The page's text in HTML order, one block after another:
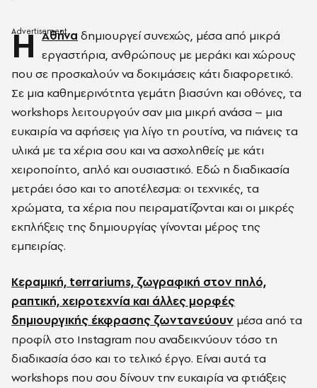
Η Αθήνα δημιουργεί συνεχώς, μέσα από μικρά
εργαστήρια, ανθρώπους με μεράκι και χώρους
που σε προσκαλούν να δοκιμάσεις κάτι διαφορετικό.
Σε μια καθημερινότητα γεμάτη βιασύνη και οθόνες, τα
workshops λειτουργούν σαν μια μικρή ανάσα – μια
ευκαιρία να αφήσεις για λίγο τη ρουτίνα, να πιάνεις τα
υλικά με τα χέρια σου και να ασχοληθείς με κάτι
χειροποίητο, απλό και ουσιαστικό. Εδώ η διαδικασία
μετράει όσο και το αποτέλεσμα: οι τεχνικές, τα
χρώματα, τα χέρια που πειραματίζονται και οι μικρές
εκπλήξεις της δημιουργίας γίνονται μέρος της
εμπειρίας.
Κεραμική, terrariums, ζωγραφική στον πηλό,
ραπτική, χειροτεχνία και άλλες μορφές
δημιουργικής έκφρασης ζωντανεύουν μέσα από τα
προφίλ στο Instagram που αναδεικνύουν τόσο τη
διαδικασία όσο και το τελικό έργο. Είναι αυτά τα
workshops που σου δίνουν την ευκαιρία να φτιάξεις